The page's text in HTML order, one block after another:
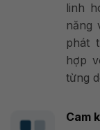
linh
năng
phát
hợp
từng
Cam